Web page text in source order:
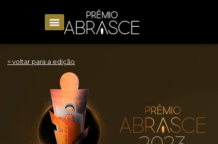
< voltar para a edição